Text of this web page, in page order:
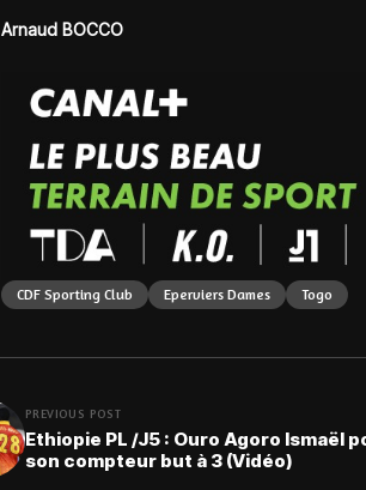
Arnaud BOCCO
CDF Sporting Club Eperviers Dames Togo
PREVIOUS POST
Ethiopie PL /J5 : Ouro Agoro Ismaël
son compteur but à 3 (Vidéo)